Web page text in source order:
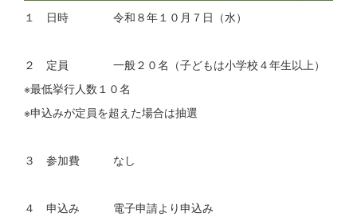
１ 日時 令和８年１０月７日（水）
２ 定員 一般２０名（子どもは小学校４年生以上）
※最低挙行人数１０名
※申込みが定員を超えた場合は抽選
３ 参加費 なし
４ 申込み 電子申請より申込み